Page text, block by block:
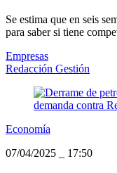
Se estima que en seis
para saber si tiene
Empresas
Redacción Gestión
Economía
07/04/2025
17:50